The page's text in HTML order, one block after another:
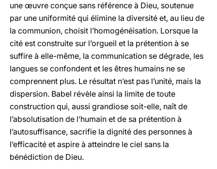
une œuvre conçue sans référence à Dieu, soutenue
par une uniformité qui élimine la diversité et, au lieu de
la communion, choisit l’homogénéisation. Lorsque la
cité est construite sur l’orgueil et la prétention à se
suffire à elle-même, la communication se dégrade, les
langues se confondent et les êtres humains ne se
comprennent plus. Le résultat n’est pas l’unité, mais la
dispersion. Babel révèle ainsi la limite de toute
construction qui, aussi grandiose soit-elle, naît de
l’absolutisation de l’humain et de sa prétention à
l’autosuffisance, sacrifie la dignité des personnes à
l’efficacité et aspire à atteindre le ciel sans la
bénédiction de Dieu.